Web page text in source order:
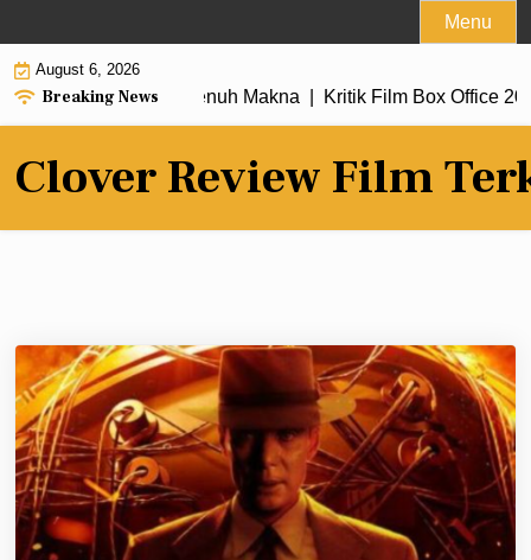
to
content
Menu
August 6, 2026
Breaking News
Alur Cerita Penuh Makna |Kritik Film Box Office 2026
Clover Review Film